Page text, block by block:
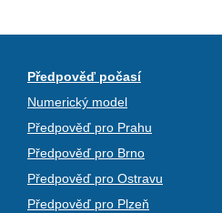
Předpověď počasí
Numerický model
Předpověď pro Prahu
Předpověď pro Brno
Předpověď pro Ostravu
Předpověď pro Plzeň